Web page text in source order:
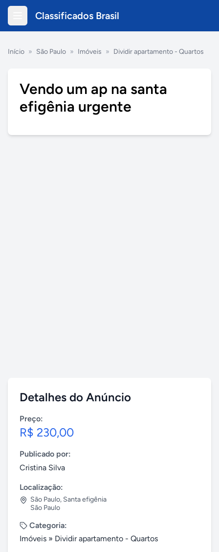
Classificados Brasil
Início » São Paulo » Imóveis » Dividir apartamento - Quartos
Vendo um ap na santa
efigênia urgente
Detalhes do Anúncio
Preço:
R$ 230,00
Publicado por:
Cristina Silva
Localização:
São Paulo, Santa efigênia
São Paulo
Categoria:
Imóveis » Dividir apartamento - Quartos